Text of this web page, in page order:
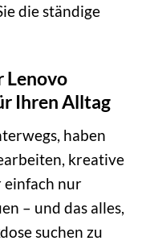
die ständige
Lenovo
Ihren Alltag
haben
kreative
nur
– und das alles,
suchen zu